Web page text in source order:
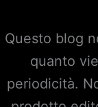
Questo blog
quanto
periodicità.